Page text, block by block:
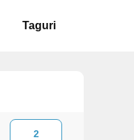
Taguri
2